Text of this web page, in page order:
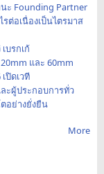
นะ Founding Partner
ต่อเนื่องเป็นไตรมาส
บรกเก้
และ 60mm
ปิดเวที
ะผู้ประกอบการทั่ว
อย่างยั่งยืน
More